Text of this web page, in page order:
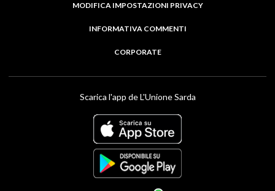
MODIFICA IMPOSTAZIONI PRIVACY
INFORMATIVA COMMENTI
CORPORATE
Scarica l'app de L'Unione Sarda